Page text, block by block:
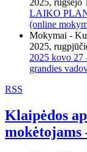
2025, rugsėjo
LAIKO
(online
Mokymai -
2025,
2025 kovo 27
grandies
RSS
Klaipėdos
mokėtojams